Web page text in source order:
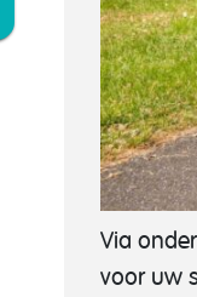
Via
voor uw